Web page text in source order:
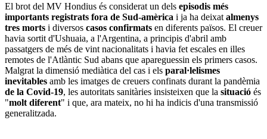
El brot del MV Hondius és considerat un dels episodis més
importants registrats fora de Sud-amèrica i ja ha deixat almenys
tres morts i diversos casos confirmats en diferents països. El creuer
havia sortit d'Ushuaia, a l'Argentina, a principis d'abril amb
passatgers de més de vint nacionalitats i havia fet escales en illes
remotes de l'Atlàntic Sud abans que apareguessin els primers casos.
Malgrat la dimensió mediàtica del cas i els paral·lelismes
inevitables amb les imatges de creuers confinats durant la pandèmia
de la Covid-19, les autoritats sanitàries insisteixen que la situació és
"molt diferent" i que, ara mateix, no hi ha indicis d'una transmissió
generalitzada.